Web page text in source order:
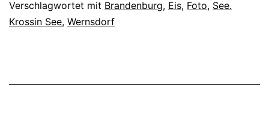
Verschlagwortet mit Brandenburg, Eis, Foto, See.
Krossin See, Wernsdorf